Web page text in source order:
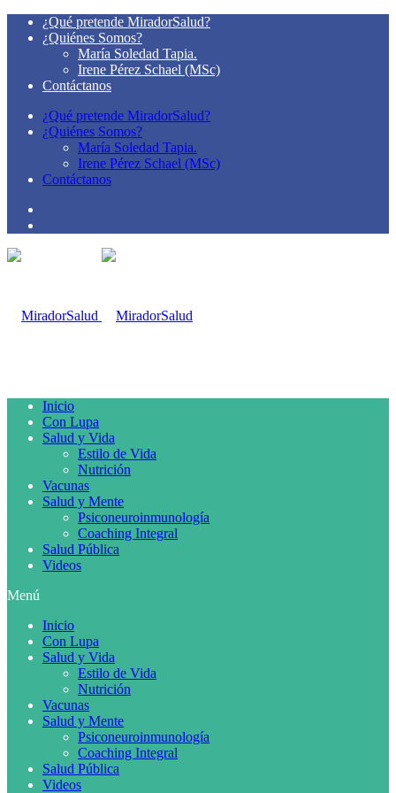
¿Qué pretende MiradorSalud?
¿Quiénes Somos?
María Soledad Tapia.
Irene Pérez Schael (MSc)
Contáctanos
¿Qué pretende MiradorSalud?
¿Quiénes Somos?
María Soledad Tapia.
Irene Pérez Schael (MSc)
Contáctanos
Inicio
Con Lupa
Salud y Vida
Estilo de Vida
Nutrición
Vacunas
Salud y Mente
Psiconeuroinmunología
Coaching Integral
Salud Pública
Videos
Menú
Inicio
Con Lupa
Salud y Vida
Estilo de Vida
Nutrición
Vacunas
Salud y Mente
Psiconeuroinmunología
Coaching Integral
Salud Pública
Videos